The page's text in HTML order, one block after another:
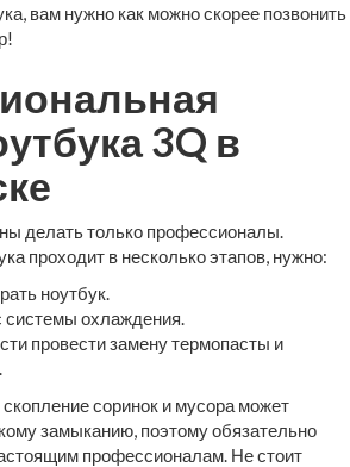
вам нужно как можно скорее позвонить
3Q в
делать только профессионалы.
проходит в несколько этапов, нужно:
ноутбук.
системы охлаждения.
провести замену термопасты и
соринок и мусора может
замыканию, поэтому обязательно
профессионалам. Не стоит